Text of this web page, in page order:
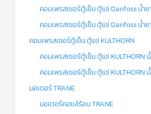
คอมเพรสเซอร์ตู้เย็น ตู้แช่ Danfoss น้ำย
คอมเพรสเซอร์ตู้เย็น ตู้แช่ Danfoss น้ำ
คอมเพรสเซอร์ตู้เย็น ตู้แช่ KULTHORN
คอมเพรสเซอร์ตู้เย็น ตู้แช่ KULTHORN
คอมเพรสเซอร์ตู้เย็น ตู้แช่ KULTHORN
มอเตอร์ TRANE
มอเตอร์คอยล์ร้อน TRANE